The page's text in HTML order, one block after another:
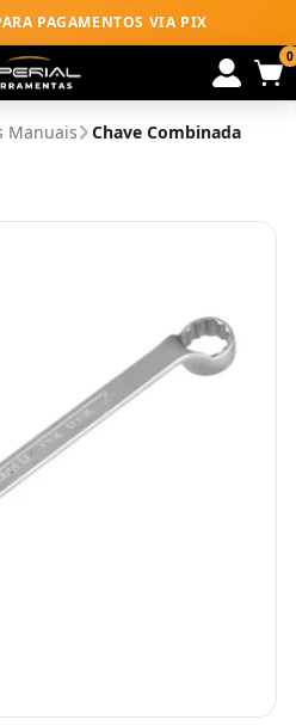
PAGAMENTOS VIA PIX
0
Manuais Chave Combinada